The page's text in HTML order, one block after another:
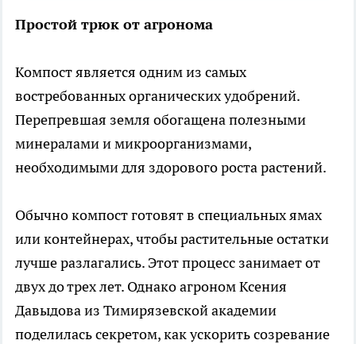
Простой трюк от агронома
Компост является одним из самых
востребованных органических удобрений.
Перепревшая земля обогащена полезными
минералами и микроорганизмами,
необходимыми для здорового роста растений.
Обычно компост готовят в специальных ямах
или контейнерах, чтобы растительные остатки
лучше разлагались. Этот процесс занимает от
двух до трех лет. Однако агроном Ксения
Давыдова из Тимирязевской академии
поделилась секретом, как ускорить созревание